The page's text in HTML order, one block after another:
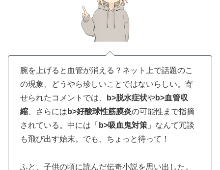
腕を上げると血管が消える？ネット上で話題のこ
の現象、どうやら珍しいことではないらしい。寄
せられたコメントでは、
b>脱水症状やb>血管収
縮 、さらには b>好酸球性筋膜炎の可能性まで指摘
されている。中には「 b>吸血鬼対策 」なんて冗談
も飛び出す始末。でも、ちょっと待って！
ふと、子供の頃に読んだ伝奇小説を思い出した。